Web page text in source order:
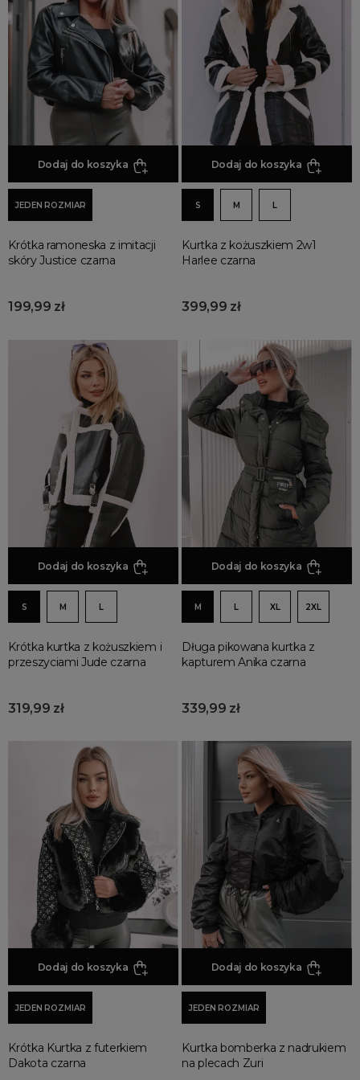
Jesienne Uroczystości
Zimowe Uroczystości
HOT SALE
Produkty Tygodnia
Różowy Październik
Black Friday
Cyber Monday
Black Week
Wyprzedaż noworoczna
Dodaj do koszyka
JEDEN ROZMIAR
Krótka ramoneska z imitacji
skóry Justice czarna
199,99 zł
Dodaj do koszyka
S M L
Kurtka z kożuszkiem 2w1
Harlee czarna
399,99 zł
Dodaj do koszyka
S M L
Krótka kurtka z kożuszkiem i
przeszyciami Jude czarna
319,99 zł
Dodaj do koszyka
M L XL 2XL
Długa pikowana kurtka z
kapturem Anika czarna
339,99 zł
Dodaj do koszyka
JEDEN ROZMIAR
Krótka Kurtka z futerkiem
Dakota czarna
Dodaj do koszyka
JEDEN ROZMIAR
Kurtka bomberka z nadrukiem
na plecach Zuri